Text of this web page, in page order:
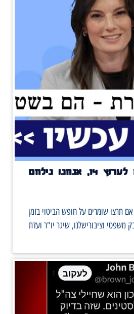
לא יסתמו את הפה לערוץ 14, אנחנו נילחם
14 את הפה אם תרצו שומרים על חופש הביטוי בזמן
וציבורישלנו, שיגר יו"ר ועדת